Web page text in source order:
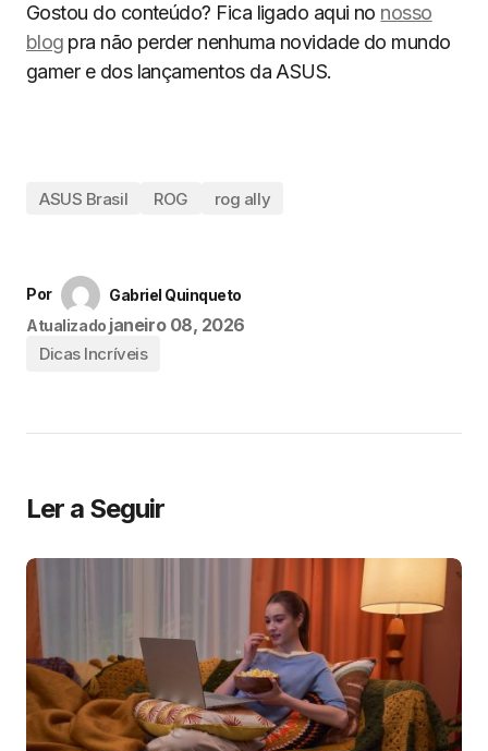
Gostou do conteúdo? Fica ligado aqui no nosso
blog pra não perder nenhuma novidade do mundo
gamer e dos lançamentos da ASUS.
ASUS Brasil ROG rog ally
Por
Gabriel Quinqueto
Atualizado janeiro 08, 2026
Dicas Incríveis
Ler a Seguir